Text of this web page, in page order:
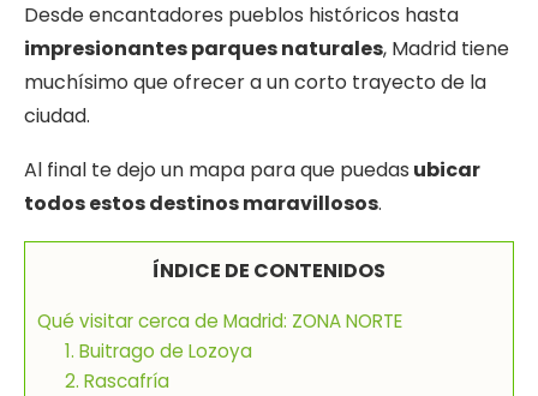
Desde encantadores pueblos históricos hasta
impresionantes parques naturales, Madrid tiene
muchísimo que ofrecer a un corto trayecto de la
ciudad.
Al final te dejo un mapa para que puedas ubicar
todos estos destinos maravillosos.
ÍNDICE DE CONTENIDOS
Qué visitar cerca de Madrid: ZONA NORTE
1. Buitrago de Lozoya
2. Rascafría